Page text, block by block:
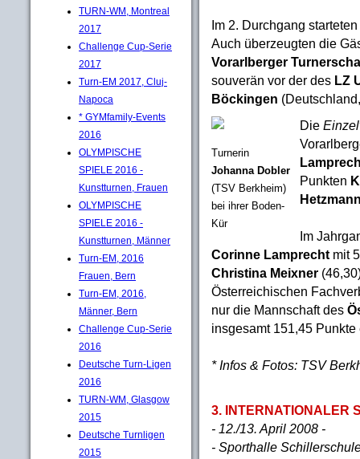
TURN-WM, Montreal
2017
Challenge Cup-Serie
2017
Turn-EM 2017, Cluj-
Napoca
* GYMfamily-Events
2016
OLYMPISCHE
SPIELE 2016 -
Kunstturnen, Frauen
OLYMPISCHE
SPIELE 2016 -
Kunstturnen, Männer
Turn-EM, 2016
Frauen, Bern
Turn-EM, 2016,
Männer, Bern
Challenge Cup-Serie
2016
Deutsche Turn-Ligen
2016
TURN-WM, Glasgow
2015
Deutsche Turnligen
2015
Im 2. Durchgang
Auch überzeugten die
Vorarlberger
souverän vor der des LZ
Böckingen
Turnerin
Johanna Dobler
(TSV Berkheim)
bei ihrer Boden-
Kür
Die
Punkten
Im
Corinne Lamprecht mit
Christina Meixner
Österreichischen
nur die Mannschaft des
insgesamt 151,45 Punkte
* Infos & Fotos: TSV
3. INTERNATIONALER
- 12./13. April 2008 -
- Sporthalle